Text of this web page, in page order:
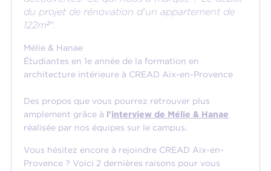
du projet de rénovation d'un appartement de
122m²".
Mélie & Hanae
Étudiantes en 1e année de la formation en
architecture intérieure à CREAD Aix-en-Provence
Des propos que vous pourrez retrouver plus
amplement grâce à l'interview de Mélie & Hanae
réalisée par nos équipes sur le campus.
Vous hésitez encore à rejoindre CREAD Aix-en-
Provence ? Voici 2 dernières raisons pour vous